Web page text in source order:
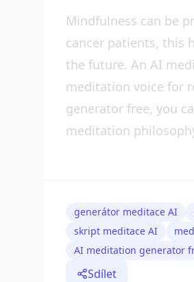
Mindfulness can be
cancer patients, this
the future. An AI
meditation voice for
generator free, you
meditation
generátor meditace AI
skript meditace AI
AI meditation generator
Sdílet